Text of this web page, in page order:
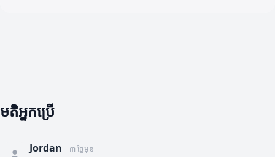
មតិអ្នកប្រើ
Jordan ៣ ថ្ងៃមុន